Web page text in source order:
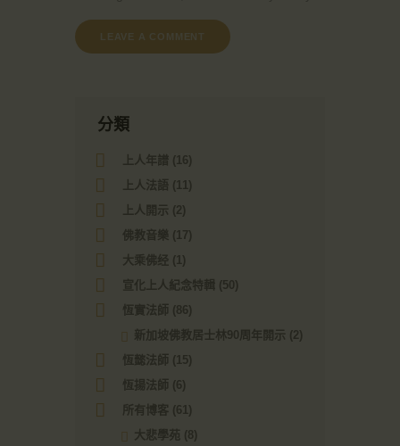
分類
上人年譜 (16)
上人法語 (11)
上人開示 (2)
佛教音樂 (17)
大乘佛经 (1)
宣化上人紀念特輯 (50)
恆實法師 (86)
新加坡佛教居士林90周年開示 (2)
恆懿法師 (15)
恆揚法師 (6)
所有博客 (61)
大悲學苑 (8)